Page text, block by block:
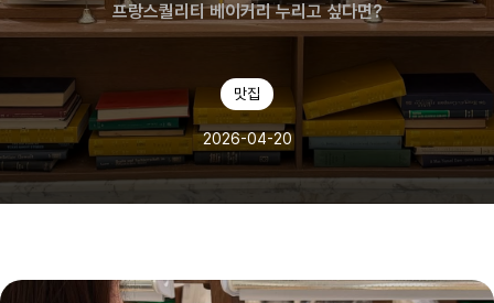
프랑스퀄리티 베이커리 누리고 싶다면?
맛집
2026-04-20